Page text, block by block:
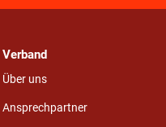
Verband
Über uns
Ansprechpartner